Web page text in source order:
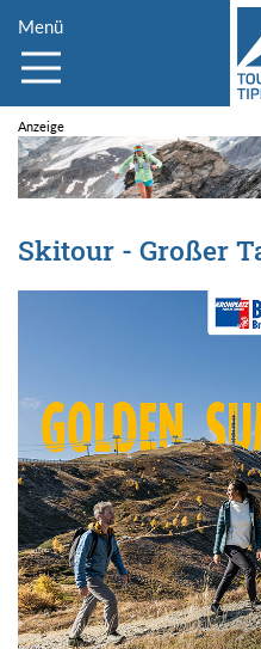
Menü
Skitour - Großer